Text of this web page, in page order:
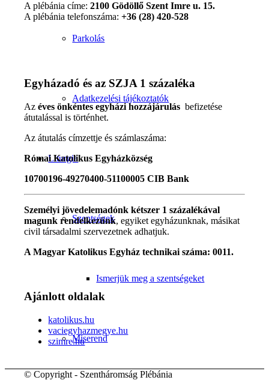
Parkolás
Adatkezelési tájékoztatók
Liturgia
Szentségek
Ismerjük meg a szentségeket
Miserend
A plébánia címe:2100 Gödöllő Szent Imre u. 15.
A plébánia telefonszáma:+36 (28) 420-528
Egyházadó és az SZJA 1 százaléka
Azéves önkéntes egyházi hozzájárulás befizetése
átutalással is történhet.
Az átutalás címzettje és számlaszáma:
Római Katolikus Egyházközség
10700196-49270400-51100005 CIB Bank
Személyi jövedelemadónk kétszer 1 százalékával
magunk rendelkezünk, egyiket egyházunknak, másikat
civil társadalmi szervezetnek adhatjuk.
A Magyar Katolikus Egyház technikai száma: 0011.
Ajánlott oldalak
katolikus.hu
vaciegyhazmegye.hu
szimre.hu
© Copyright - Szentháromság Plébánia